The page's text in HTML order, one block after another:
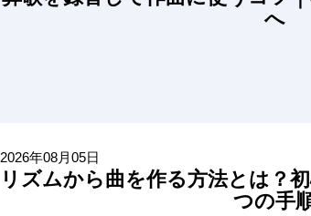
へ
2026年08月05日
リズムから曲を作る方法とは？
つの手